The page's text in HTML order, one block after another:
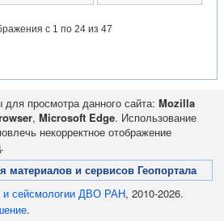
с 1 по 24 из 47
просмотра данного сайта: Mozilla
, Microsoft Edge. Использование
некорректное отображение
материалов и сервисов Геопортала
и сейсмологии ДВО РАН, 2010-2026.
.